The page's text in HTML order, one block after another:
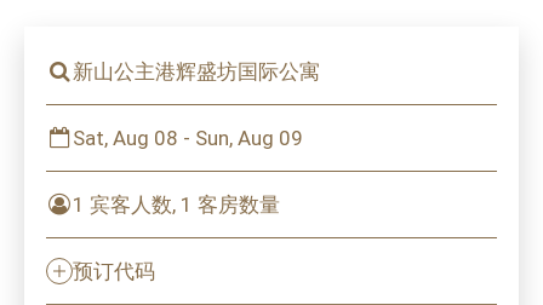
新山公主港辉盛坊国际公寓
Sat, Aug 08 - Sun, Aug 09
1 宾客人数, 1 客房数量
预订代码